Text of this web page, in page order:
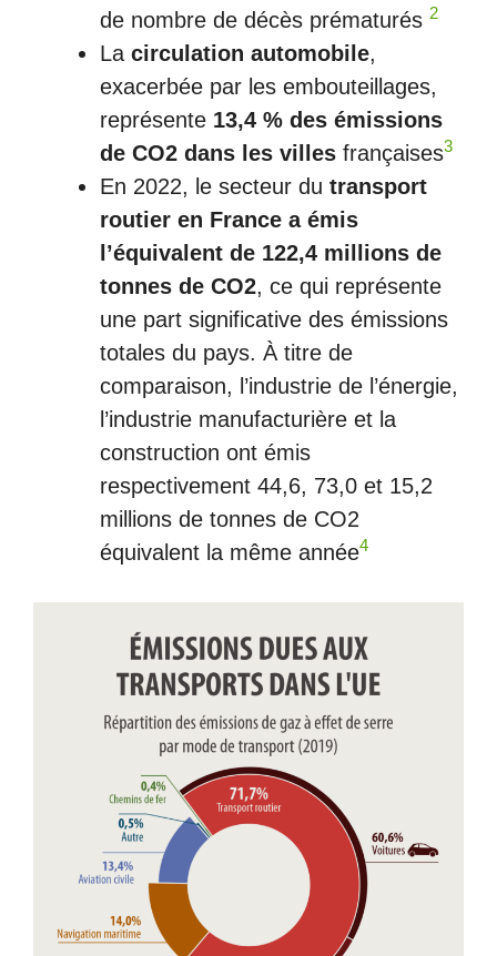
de nombre de décès prématurés​ 2
La circulation automobile,
exacerbée par les embouteillages,
représente 13,4 % des émissions
de CO2 dans les villes françaises​3
En 2022, le secteur du transport
routier en France a émis
l’équivalent de 122,4 millions de
tonnes de CO2, ce qui représente
une part significative des émissions
totales du pays. À titre de
comparaison, l’industrie de l’énergie,
l’industrie manufacturière et la
construction ont émis
respectivement 44,6, 73,0 et 15,2
millions de tonnes de CO2
équivalent la même année4